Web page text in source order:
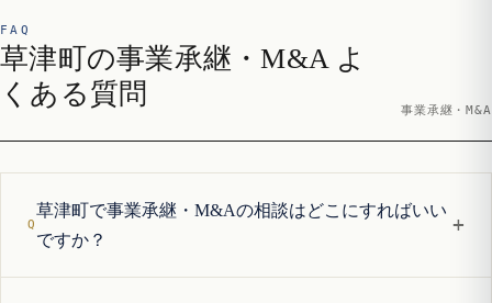
FAQ
草津町の事業承継・M&A よ
くある質問
事業承継・M&A
草津町で事業承継・M&Aの相談はどこにすればいい
ですか？
+